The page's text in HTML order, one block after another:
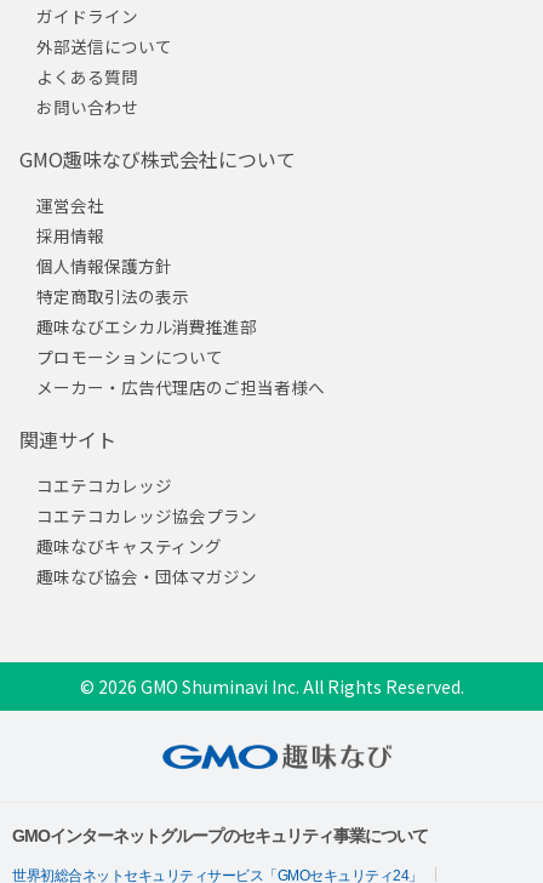
ガイドライン
外部送信について
よくある質問
お問い合わせ
GMO趣味なび株式会社について
運営会社
採用情報
個人情報保護方針
特定商取引法の表示
趣味なびエシカル消費推進部
プロモーションについて
メーカー・広告代理店のご担当者様へ
関連サイト
コエテコカレッジ
コエテコカレッジ協会プラン
趣味なびキャスティング
趣味なび協会・団体マガジン
© 2026 GMO Shuminavi Inc. All Rights Reserved.